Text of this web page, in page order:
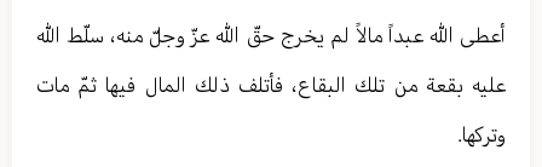
أعطى الله عبداً مالاً لم يخرج حقّ الله عزّ وجلّ منه، سلّط الله
عليه بقعة من تلك البقاع، فأتلف ذلك المال فيها ثمّ مات
وتركها.